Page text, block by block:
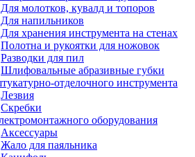
Для молотков, кувалд и топоров
Для напильников
Для хранения инструмента на стенах
Полотна и рукоятки для ножовок
Разводки для пил
Шлифовальные абразивные губки
отделочного инструмента
Лезвия
Скребки
оборудования
Аксессуары
Жало для паяльника